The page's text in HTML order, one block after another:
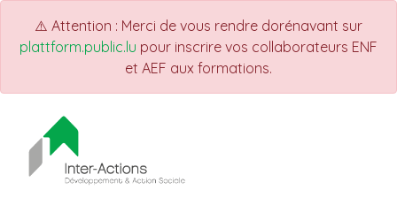
⚠️ Attention : Merci de vous rendre dorénavant sur
plattform.public.lu pour inscrire vos collaborateurs ENF
et AEF aux formations.